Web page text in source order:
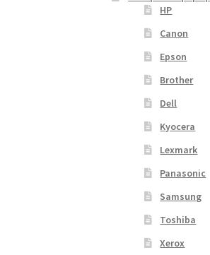
HP
Canon
Epson
Brother
Dell
Kyocera
Lexmark
Panasonic
Samsung
Toshiba
Xerox